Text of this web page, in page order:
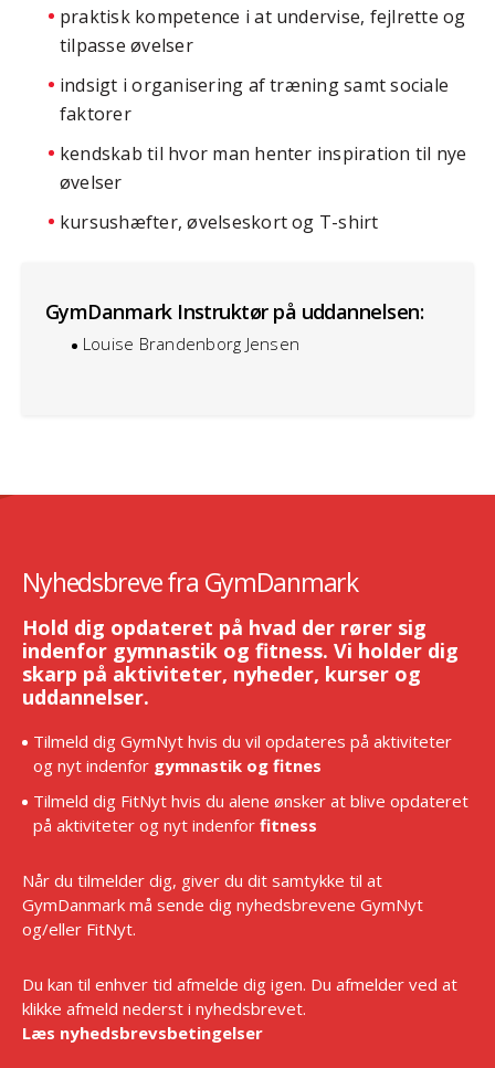
praktisk kompetence i at undervise, fejlrette og
tilpasse øvelser
indsigt i organisering af træning samt sociale
faktorer
kendskab til hvor man henter inspiration til nye
øvelser
kursushæfter, øvelseskort og T-shirt
GymDanmark Instruktør på uddannelsen:
Louise Brandenborg Jensen
Nyhedsbreve fra GymDanmark
Hold dig opdateret på hvad der rører sig
indenfor gymnastik og fitness. Vi holder dig
skarp på aktiviteter, nyheder, kurser og
uddannelser.
Tilmeld dig GymNyt hvis du vil opdateres på aktiviteter
og nyt indenfor gymnastik og fitnes
Tilmeld dig FitNyt hvis du alene ønsker at blive opdateret
på aktiviteter og nyt indenfor fitness
Når du tilmelder dig, giver du dit samtykke til at
GymDanmark må sende dig nyhedsbrevene GymNyt
og/eller FitNyt.
Du kan til enhver tid afmelde dig igen. Du afmelder ved at
klikke afmeld nederst i nyhedsbrevet.
Læs nyhedsbrevsbetingelser